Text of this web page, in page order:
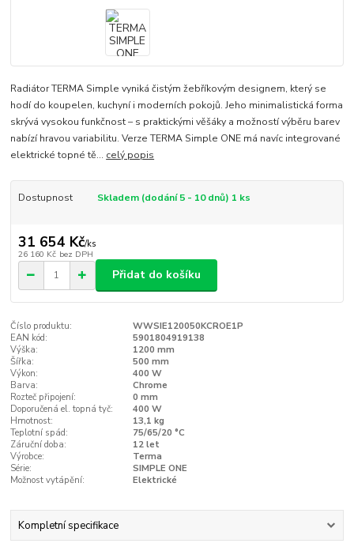
Radiátor TERMA Simple vyniká čistým žebříkovým designem, který se
hodí do koupelen, kuchyní i moderních pokojů. Jeho minimalistická forma
skrývá vysokou funkčnost – s praktickými věšáky a možností výběru barev
nabízí hravou variabilitu. Verze TERMA Simple ONE má navíc integrované
elektrické topné tě... celý popis
Dostupnost Skladem (dodání 5 - 10 dnů) 1 ks
31 654 Kč/ks
26 160 Kč bez DPH
Přidat do košíku
Číslo produktu:
WWSIE120050KCROE1P
EAN kód:
5901804919138
Výška:
1200 mm
Šířka:
500 mm
Výkon:
400 W
Barva:
Chrome
Rozteč připojení:
0 mm
Doporučená el. topná tyč:
400 W
Hmotnost:
13,1 kg
Teplotní spád:
75/65/20 °C
Záruční doba:
12 let
Výrobce:
Terma
Série:
SIMPLE ONE
Možnost vytápění:
Elektrické
Kompletní specifikace